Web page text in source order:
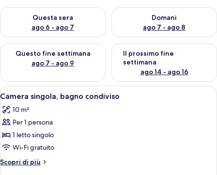
Questa sera
ago 6 - ago 7
Verifica la disponibilità per questa sera, ago 6 - ago 7
Domani
ago 7 - ago 8
Verifica la disponibilità per
Questo fine settimana
ago 7 - ago 9
Verifica la disponibilità per questo fine settimana, ago 7 - ago
Il prossimo fine
settimana
ago 14 - ago 16
Verifica la disponibilità per il
Apri
tutte
le
foto
per
Camera
singola,
bagno
Una stanza con un comò in legno,
4
Camera singola, bagno condiviso
10 m²
Per 1 persona
1 letto singolo
Wi-Fi gratuito
Scopri di più
Altri